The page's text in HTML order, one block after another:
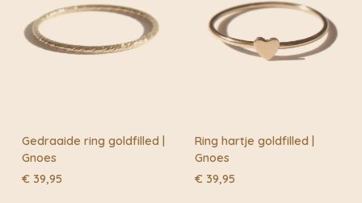
Ieder product dat KRAM KRAM levert, is met liefde en
aandacht ontworpen en in kleine oplages gemaakt in
het atelier in Haarlem. Je weet dus zeker dat je een
Gedraaide ring goldfilled |
Gnoes
€ 39,95
Ring hartje goldfilled |
Gnoes
€ 39,95